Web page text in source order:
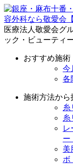
医療法人敬愛会グ
ック・ビューティ
おすすめ施術
今
各
施術方法から
糸
糸
レ
ー
美
ボ